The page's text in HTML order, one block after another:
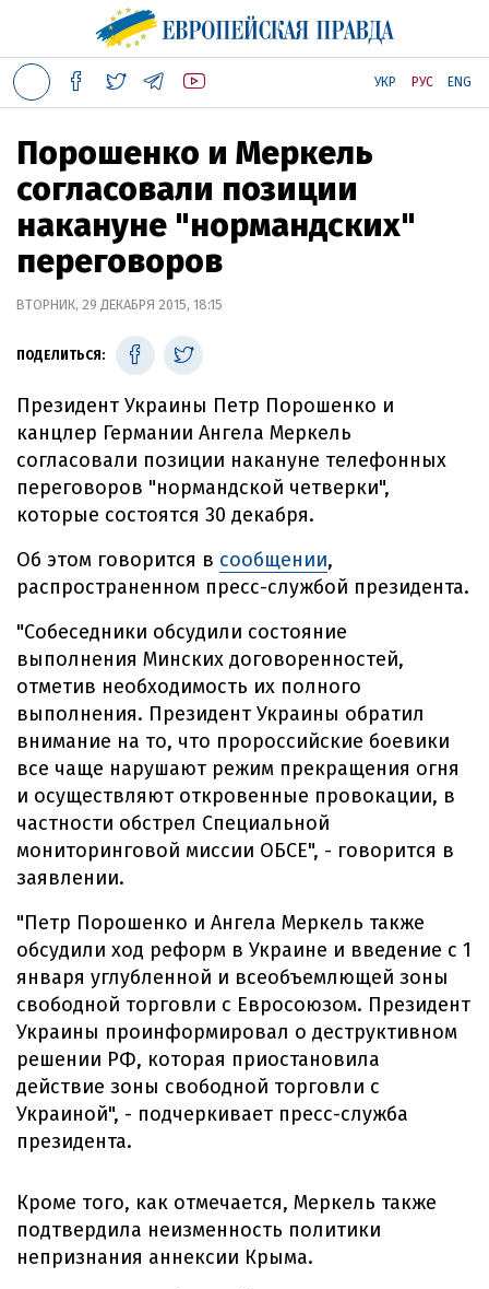
УКР РУС ENG
Порошенко и Меркель
согласовали позиции
накануне "нормандских"
переговоров
ВТОРНИК, 29 ДЕКАБРЯ 2015, 18:15
ПОДЕЛИТЬСЯ:
Президент Украины Петр Порошенко и
канцлер Германии Ангела Меркель
согласовали позиции накануне телефонных
переговоров "нормандской четверки",
которые состоятся 30 декабря.
Об этом говорится в сообщении,
распространенном пресс-службой президента.
"Собеседники обсудили состояние
выполнения Минских договоренностей,
отметив необходимость их полного
выполнения. Президент Украины обратил
внимание на то, что пророссийские боевики
все чаще нарушают режим прекращения огня
и осуществляют откровенные провокации, в
частности обстрел Специальной
мониторинговой миссии ОБСЕ", - говорится в
заявлении.
"Петр Порошенко и Ангела Меркель также
обсудили ход реформ в Украине и введение с 1
января углубленной и всеобъемлющей зоны
свободной торговли с Евросоюзом. Президент
Украины проинформировал о деструктивном
решении РФ, которая приостановила
действие зоны свободной торговли с
Украиной", - подчеркивает пресс-служба
президента.
Кроме того, как отмечается, Меркель также
подтвердила неизменность политики
непризнания аннексии Крыма.